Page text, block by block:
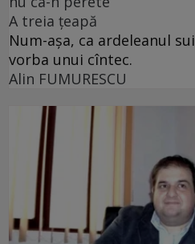
A treia țeapă
Num-așa, ca ardeleanul
vorba unui cîntec.
Alin FUMURESCU